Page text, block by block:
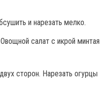
и нарезать мелко.
сторон. Нарезать огурцы